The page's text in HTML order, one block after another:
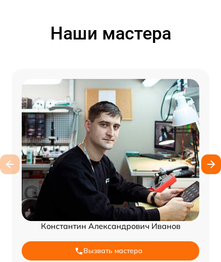
Наши мастера
Константин Александрович Иванов
Вызвать мастера